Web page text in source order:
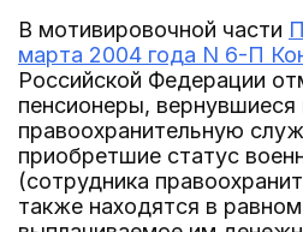
В мотивировочной части
марта 2004 года N 6-П
Российской Федерации
пенсионеры,
правоохранительную
приобретшие статус
(сотрудника
также находятся в